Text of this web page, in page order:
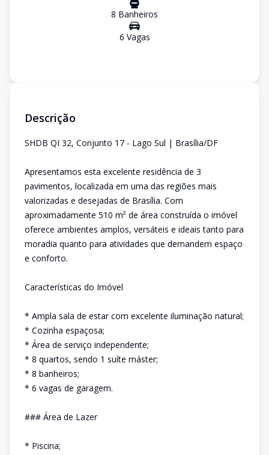
8 Banheiros
6 Vagas
Descrição
SHDB QI 32, Conjunto 17 - Lago Sul | Brasília/DF
Apresentamos esta excelente residência de 3
pavimentos, localizada em uma das regiões mais
valorizadas e desejadas de Brasília. Com
aproximadamente 510 m² de área construída o imóvel
oferece ambientes amplos, versáteis e ideais tanto para
moradia quanto para atividades que demandem espaço
e conforto.
Características do Imóvel
* Ampla sala de estar com excelente iluminação natural;
* Cozinha espaçosa;
* Área de serviço independente;
* 8 quartos, sendo 1 suíte máster;
* 8 banheiros;
* 6 vagas de garagem.
### Área de Lazer
* Piscina;